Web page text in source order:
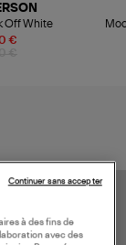
€
Off White
à des fins de
avec des
Continuer sans accepter